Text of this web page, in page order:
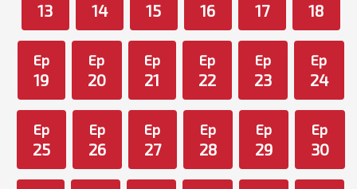
13 14 15 16 17 18
Ep
19
Ep
20
Ep
21
Ep
22
Ep
23
Ep
24
Ep
25
Ep
26
Ep
27
Ep
28
Ep
29
Ep
30